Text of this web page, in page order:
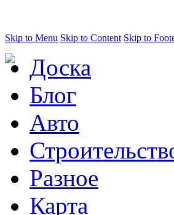
Skip to Menu Skip to Content Skip to
Доска
Блог
Авто
Разное
Карта